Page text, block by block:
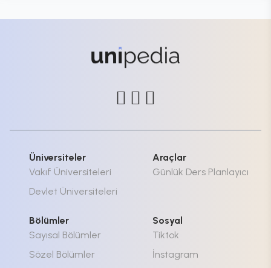
Üniversiteler
Vakıf Üniversiteleri
Devlet Üniversiteleri
Araçlar
Günlük Ders Planlayıcı
Bölümler
Sayısal Bölümler
Sözel Bölümler
Sosyal
Tiktok
İnstagram